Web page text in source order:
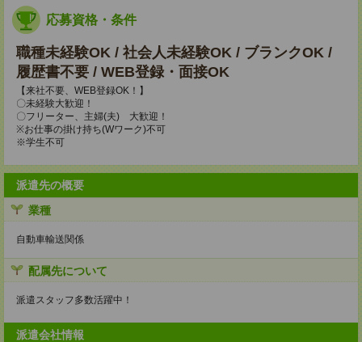
応募資格・条件
職種未経験OK / 社会人未経験OK / ブランクOK /
履歴書不要 / WEB登録・面接OK
【来社不要、WEB登録OK！】
〇未経験大歓迎！
〇フリーター、主婦(夫) 大歓迎！
※お仕事の掛け持ち(Wワーク)不可
※学生不可
派遣先の概要
業種
自動車輸送関係
配属先について
派遣スタッフ多数活躍中！
派遣会社情報